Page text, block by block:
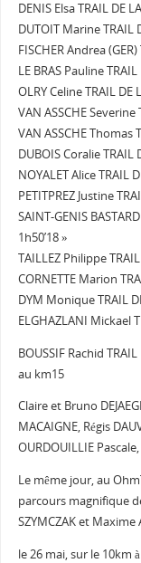
DENIS Elsa TRAIL DE
DUTOIT Marine TRAIL
FISCHER Andrea
LE BRAS Pauline
OLRY Celine TRAIL DE
VAN ASSCHE Severine
VAN ASSCHE Thomas
DUBOIS Coralie TRAIL
NOYALET Alice TRAIL
PETITPREZ Justine
SAINT-GENIS
1h50’18 »
TAILLEZ Philippe
CORNETTE Marion
DYM Monique TRAIL
ELGHAZLANI Mickael
BOUSSIF Rachid
au km15
Claire et Bruno
MACAIGNE, Régis
OURDOUILLIE
Le même jour, au
parcours magnifique
SZYMCZAK et
le 26 mai, sur le 10km